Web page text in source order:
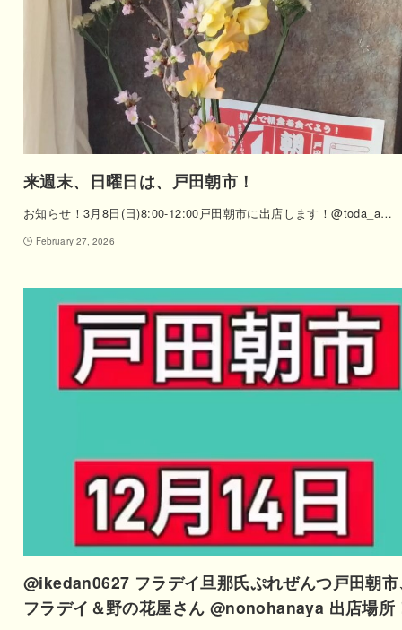
来週末、日曜日は、戸田朝市！
お知らせ！3月8日(日)8:00-12:00戸田朝市に出店します！@toda_a…
February 27, 2026
@ikedan0627 フラデイ旦那氏ぷれぜんつ戸田朝
フラデイ＆野の花屋さん @nonohanaya 出店場所